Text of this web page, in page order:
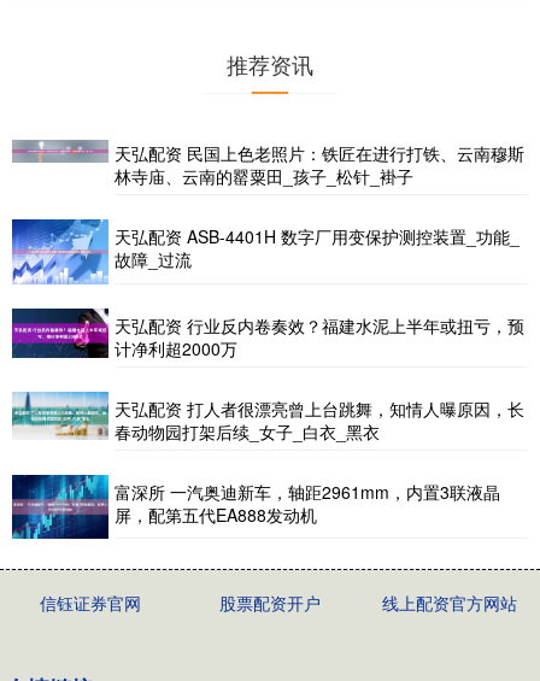
推荐资讯
天弘配资 民国上色老照片：铁匠在进行打铁、云南穆斯
林寺庙、云南的罂粟田_孩子_松针_褂子
天弘配资 ASB-4401H 数字厂用变保护测控装置_功能_
故障_过流
天弘配资 行业反内卷奏效？福建水泥上半年或扭亏，预
计净利超2000万
天弘配资 打人者很漂亮曾上台跳舞，知情人曝原因，长
春动物园打架后续_女子_白衣_黑衣
富深所 一汽奥迪新车，轴距2961mm，内置3联液晶
屏，配第五代EA888发动机
信钰证券官网 股票配资开户 线上配资官方网站